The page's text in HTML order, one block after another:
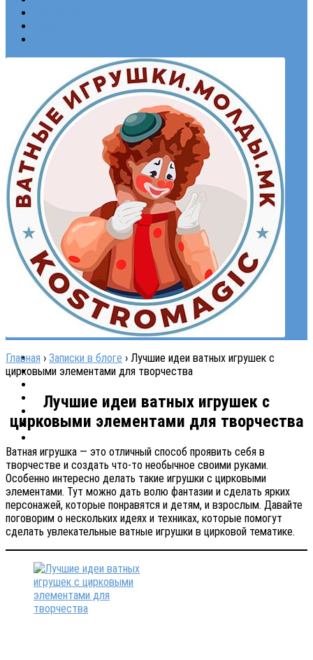
Главная › Записки в блоге › Лучшие идеи ватных игрушек с
цирковыми элементами для творчества
Лучшие идеи ватных игрушек с
цирковыми элементами для творчества
Ватная игрушка — это отличный способ проявить себя в
творчестве и создать что-то необычное своими руками.
Особенно интересно делать такие игрушки с цирковыми
элементами. Тут можно дать волю фантазии и сделать ярких
персонажей, которые понравятся и детям, и взрослым. Давайте
поговорим о нескольких идеях и техниках, которые помогут
сделать увлекательные ватные игрушки в цирковой тематике.